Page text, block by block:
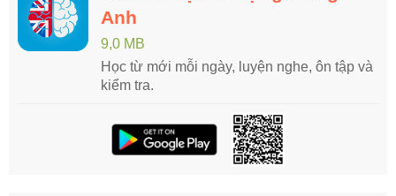
Anh
9,0 MB
Học từ mới mỗi ngày, luyện nghe, ôn tập và
kiểm tra.